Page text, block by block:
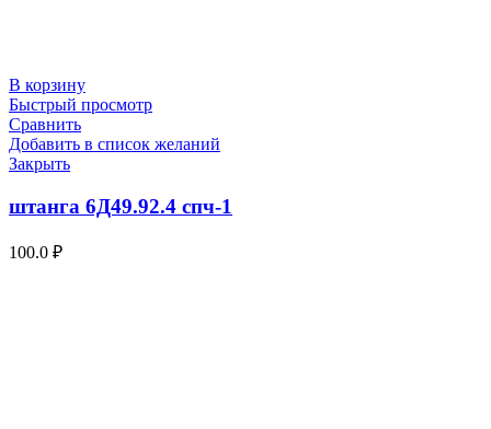
В корзину
Быстрый просмотр
Сравнить
Добавить в список желаний
Закрыть
штанга 6Д49.92.4 спч-1
100.0 ₽